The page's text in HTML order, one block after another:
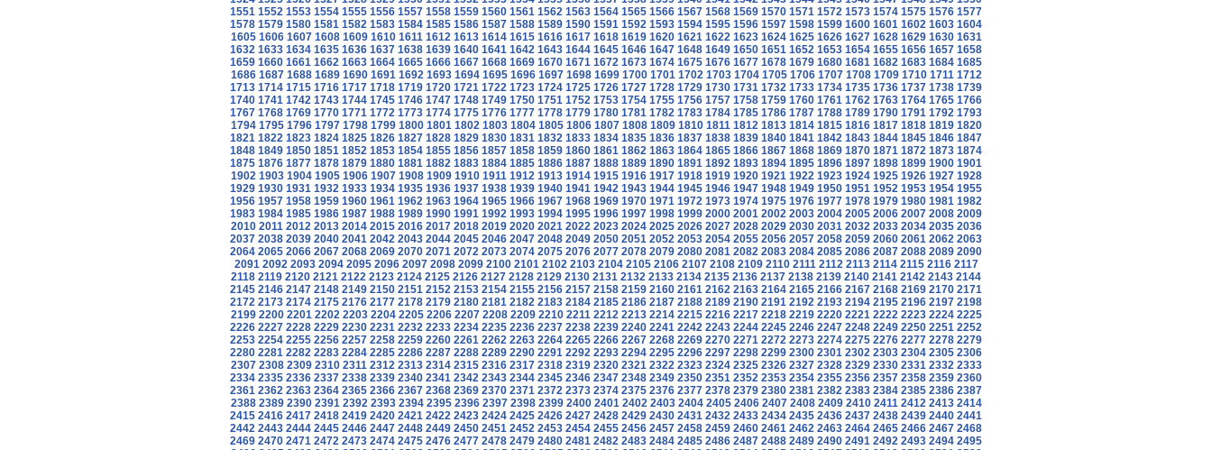
1551 1552 1553 1554 1555 1556 1557 1558 1559 1560 1561 1562 1563 1564 1565 1566 1567 1568 1569 1570 1571 1572 1573 1574 1575 1576 1577
1578 1579 1580 1581 1582 1583 1584 1585 1586 1587 1588 1589 1590 1591 1592 1593 1594 1595 1596 1597 1598 1599 1600 1601 1602 1603 1604
1605 1606 1607 1608 1609 1610 1611 1612 1613 1614 1615 1616 1617 1618 1619 1620 1621 1622 1623 1624 1625 1626 1627 1628 1629 1630 1631
1632 1633 1634 1635 1636 1637 1638 1639 1640 1641 1642 1643 1644 1645 1646 1647 1648 1649 1650 1651 1652 1653 1654 1655 1656 1657 1658
1659 1660 1661 1662 1663 1664 1665 1666 1667 1668 1669 1670 1671 1672 1673 1674 1675 1676 1677 1678 1679 1680 1681 1682 1683 1684 1685
1686 1687 1688 1689 1690 1691 1692 1693 1694 1695 1696 1697 1698 1699 1700 1701 1702 1703 1704 1705 1706 1707 1708 1709 1710 1711 1712
1713 1714 1715 1716 1717 1718 1719 1720 1721 1722 1723 1724 1725 1726 1727 1728 1729 1730 1731 1732 1733 1734 1735 1736 1737 1738 1739
1740 1741 1742 1743 1744 1745 1746 1747 1748 1749 1750 1751 1752 1753 1754 1755 1756 1757 1758 1759 1760 1761 1762 1763 1764 1765 1766
1767 1768 1769 1770 1771 1772 1773 1774 1775 1776 1777 1778 1779 1780 1781 1782 1783 1784 1785 1786 1787 1788 1789 1790 1791 1792 1793
1794 1795 1796 1797 1798 1799 1800 1801 1802 1803 1804 1805 1806 1807 1808 1809 1810 1811 1812 1813 1814 1815 1816 1817 1818 1819 1820
1821 1822 1823 1824 1825 1826 1827 1828 1829 1830 1831 1832 1833 1834 1835 1836 1837 1838 1839 1840 1841 1842 1843 1844 1845 1846 1847
1848 1849 1850 1851 1852 1853 1854 1855 1856 1857 1858 1859 1860 1861 1862 1863 1864 1865 1866 1867 1868 1869 1870 1871 1872 1873 1874
1875 1876 1877 1878 1879 1880 1881 1882 1883 1884 1885 1886 1887 1888 1889 1890 1891 1892 1893 1894 1895 1896 1897 1898 1899 1900 1901
1902 1903 1904 1905 1906 1907 1908 1909 1910 1911 1912 1913 1914 1915 1916 1917 1918 1919 1920 1921 1922 1923 1924 1925 1926 1927 1928
1929 1930 1931 1932 1933 1934 1935 1936 1937 1938 1939 1940 1941 1942 1943 1944 1945 1946 1947 1948 1949 1950 1951 1952 1953 1954 1955
1956 1957 1958 1959 1960 1961 1962 1963 1964 1965 1966 1967 1968 1969 1970 1971 1972 1973 1974 1975 1976 1977 1978 1979 1980 1981 1982
1983 1984 1985 1986 1987 1988 1989 1990 1991 1992 1993 1994 1995 1996 1997 1998 1999 2000 2001 2002 2003 2004 2005 2006 2007 2008 2009
2010 2011 2012 2013 2014 2015 2016 2017 2018 2019 2020 2021 2022 2023 2024 2025 2026 2027 2028 2029 2030 2031 2032 2033 2034 2035 2036
2037 2038 2039 2040 2041 2042 2043 2044 2045 2046 2047 2048 2049 2050 2051 2052 2053 2054 2055 2056 2057 2058 2059 2060 2061 2062 2063
2064 2065 2066 2067 2068 2069 2070 2071 2072 2073 2074 2075 2076 2077 2078 2079 2080 2081 2082 2083 2084 2085 2086 2087 2088 2089 2090
2091 2092 2093 2094 2095 2096 2097 2098 2099 2100 2101 2102 2103 2104 2105 2106 2107 2108 2109 2110 2111 2112 2113 2114 2115 2116 2117
2118 2119 2120 2121 2122 2123 2124 2125 2126 2127 2128 2129 2130 2131 2132 2133 2134 2135 2136 2137 2138 2139 2140 2141 2142 2143 2144
2145 2146 2147 2148 2149 2150 2151 2152 2153 2154 2155 2156 2157 2158 2159 2160 2161 2162 2163 2164 2165 2166 2167 2168 2169 2170 2171
2172 2173 2174 2175 2176 2177 2178 2179 2180 2181 2182 2183 2184 2185 2186 2187 2188 2189 2190 2191 2192 2193 2194 2195 2196 2197 2198
2199 2200 2201 2202 2203 2204 2205 2206 2207 2208 2209 2210 2211 2212 2213 2214 2215 2216 2217 2218 2219 2220 2221 2222 2223 2224 2225
2226 2227 2228 2229 2230 2231 2232 2233 2234 2235 2236 2237 2238 2239 2240 2241 2242 2243 2244 2245 2246 2247 2248 2249 2250 2251 2252
2253 2254 2255 2256 2257 2258 2259 2260 2261 2262 2263 2264 2265 2266 2267 2268 2269 2270 2271 2272 2273 2274 2275 2276 2277 2278 2279
2280 2281 2282 2283 2284 2285 2286 2287 2288 2289 2290 2291 2292 2293 2294 2295 2296 2297 2298 2299 2300 2301 2302 2303 2304 2305 2306
2307 2308 2309 2310 2311 2312 2313 2314 2315 2316 2317 2318 2319 2320 2321 2322 2323 2324 2325 2326 2327 2328 2329 2330 2331 2332 2333
2334 2335 2336 2337 2338 2339 2340 2341 2342 2343 2344 2345 2346 2347 2348 2349 2350 2351 2352 2353 2354 2355 2356 2357 2358 2359 2360
2361 2362 2363 2364 2365 2366 2367 2368 2369 2370 2371 2372 2373 2374 2375 2376 2377 2378 2379 2380 2381 2382 2383 2384 2385 2386 2387
2388 2389 2390 2391 2392 2393 2394 2395 2396 2397 2398 2399 2400 2401 2402 2403 2404 2405 2406 2407 2408 2409 2410 2411 2412 2413 2414
2415 2416 2417 2418 2419 2420 2421 2422 2423 2424 2425 2426 2427 2428 2429 2430 2431 2432 2433 2434 2435 2436 2437 2438 2439 2440 2441
2442 2443 2444 2445 2446 2447 2448 2449 2450 2451 2452 2453 2454 2455 2456 2457 2458 2459 2460 2461 2462 2463 2464 2465 2466 2467 2468
2469 2470 2471 2472 2473 2474 2475 2476 2477 2478 2479 2480 2481 2482 2483 2484 2485 2486 2487 2488 2489 2490 2491 2492 2493 2494 2495